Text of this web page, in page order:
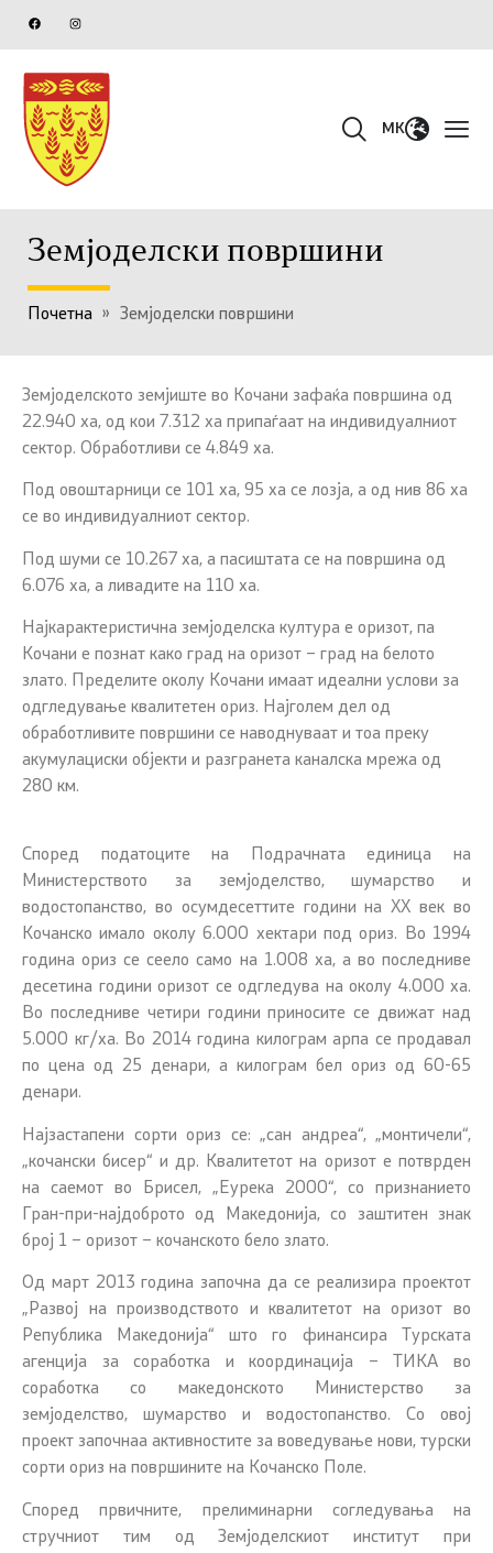
MK
Земјоделски површини
Почетна » Земјоделски површини
Земјоделското земјиште во Кочани зафаќа површина од
22.940 ха, од кои 7.312 ха припаѓаат на индивидуалниот
сектор. Обработливи се 4.849 ха.
Под овоштарници се 101 ха, 95 ха се лозја, а од нив 86 ха
се во индивидуалниот сектор.
Под шуми се 10.267 ха, а пасиштата се на површина од
6.076 ха, а ливадите на 110 ха.
Најкарактеристична земјоделска култура е оризот, па
Кочани е познат како град на оризот – град на белото
злато. Пределите околу Кочани имаат идеални услови за
одгледување квалитетен ориз. Најголем дел од
обработливите површини се наводнуваат и тоа преку
акумулациски објекти и разгранета каналска мрежа од
280 км.
Според податоците на Подрачната единица на
Министерството за земјоделство, шумарство и
водостопанство, во осумдесеттите години на XX век во
Кочанско имало околу 6.000 хектари под ориз. Во 1994
година ориз се сеело само на 1.008 ха, а во последниве
десетина години оризот се одгледува на околу 4.000 ха.
Во последниве четири години приносите се движат над
5.000 кг/ха. Во 2014 година килограм арпа се продавал
по цена од 25 денари, а килограм бел ориз од 60-65
денари.
Најзастапени сорти ориз се: „сан андреа“, „монтичели“,
„кочански бисер“ и др. Квалитетот на оризот е потврден
на саемот во Брисел, „Еурека 2000“, со признанието
Гран-при-најдоброто од Македонија, со заштитен знак
број 1 – оризот – кочанското бело злато.
Од март 2013 година започна да се реализира проектот
„Развој на производството и квалитетот на оризот во
Република Македонија“ што го финансира Турската
агенција за соработка и координација – ТИКА во
соработка со македонското Министерство за
земјоделство, шумарство и водостопанство. Со овој
проект започнаа активностите за воведување нови, турски
сорти ориз на површините на Кочанско Поле.
Според првичните, прелиминарни согледувања на
стручниот тим од Земјоделскиот институт при